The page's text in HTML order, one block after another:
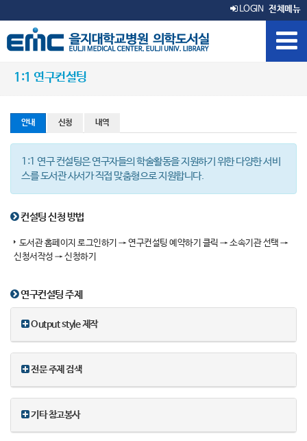
LOGIN 전체메뉴
1:1 연구컨설팅
안내 신청 내역
1:1 연구 컨설팅은 연구자들의 학술활동을 지원하기 위한 다양한 서비
스를 도서관 사서가 직접 맞춤형으로 지원합니다.
컨설팅 신청 방법
도서관 홈페이지 로그인하기 → 연구컨설팅 예약하기 클릭 → 소속기관 선택 →
신청서작성 → 신청하기
연구컨설팅 주제
Output style 제작
전문 주제 검색
기타 참고봉사